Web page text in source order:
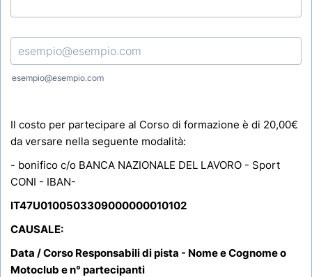
Confirmation Email
esempio@esempio.com
Il costo per partecipare al Corso di formazione è di 20,00€
da versare nella seguente modalità:
- bonifico c/o BANCA NAZIONALE DEL LAVORO - Sport
CONI - IBAN-
IT47U0100503309000000010102
CAUSALE:
Data / Corso Responsabili di pista - Nome e Cognome o
Motoclub e n° partecipanti